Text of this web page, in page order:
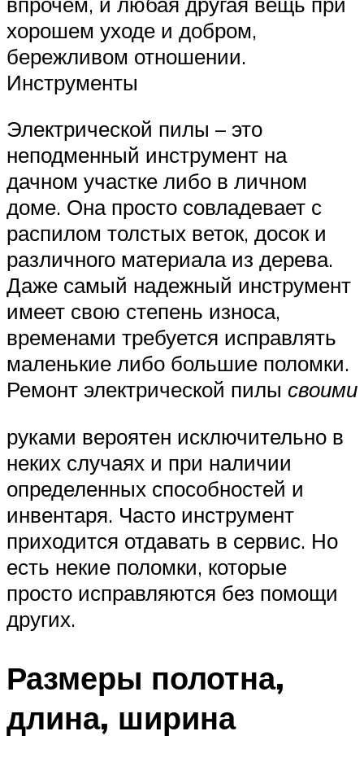
хорошем уходе и добром,
бережливом отношении.
Инструменты
Электрической пилы – это
неподменный инструмент на
дачном участке либо в личном
доме. Она просто совладевает с
распилом толстых веток, досок и
различного материала из дерева.
Даже самый надежный инструмент
имеет свою степень износа,
временами требуется исправлять
маленькие либо большие поломки.
Ремонт электрической пилы своими
руками вероятен исключительно в
неких случаях и при наличии
определенных способностей и
инвентаря. Часто инструмент
приходится отдавать в сервис. Но
есть некие поломки, которые
просто исправляются без помощи
других.
Размеры полотна,
длина, ширина